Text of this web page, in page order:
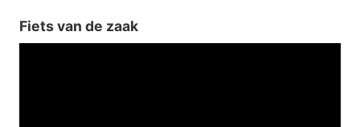
Fiets van de zaak